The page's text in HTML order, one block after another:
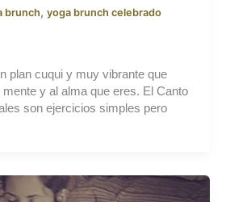
brunch, yoga brunch celebrado
plan cuqui y muy vibrante que
y al alma que eres. El Canto
son ejercicios simples pero